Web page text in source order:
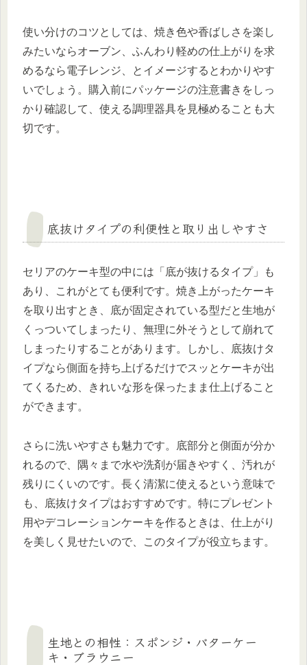
使い分けのコツとしては、焼き色や香ばしさを楽し
みたいならオーブン、ふんわり軽めの仕上がりを求
めるなら電子レンジ、とイメージするとわかりやす
いでしょう。購入前にパッケージの注意書きをしっ
かり確認して、使える調理器具を見極めることも大
切です。
底抜けタイプの利便性と取り出しやすさ
セリアのケーキ型の中には「底が抜けるタイプ」も
あり、これがとても便利です。焼き上がったケーキ
を取り出すとき、底が固定されている型だと生地が
くっついてしまったり、無理に外そうとして崩れて
しまったりすることがあります。しかし、底抜けタ
イプなら側面を持ち上げるだけでスッとケーキが出
てくるため、きれいな形を保ったまま仕上げること
ができます。
さらに洗いやすさも魅力です。底部分と側面が分か
れるので、隅々まで水や洗剤が届きやすく、汚れが
残りにくいのです。長く清潔に使えるという意味で
も、底抜けタイプはおすすめです。特にプレゼント
用やデコレーションケーキを作るときは、仕上がり
を美しく見せたいので、このタイプが役立ちます。
生地との相性：スポンジ・バターケー
キ・ブラウニー